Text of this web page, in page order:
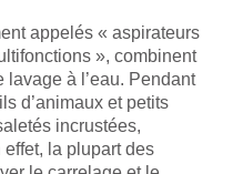
appelés « aspirateurs
», combinent
lavage à l’eau. Pendant
d’animaux et petits
incrustées,
la plupart des